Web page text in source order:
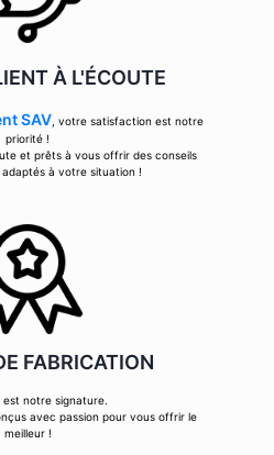
À L'ÉCOUTE
SAV, votre satisfaction est notre
priorité !
et prêts à vous offrir des conseils
à votre situation !
FABRICATION
est notre signature.
avec passion pour vous offrir le
meilleur !